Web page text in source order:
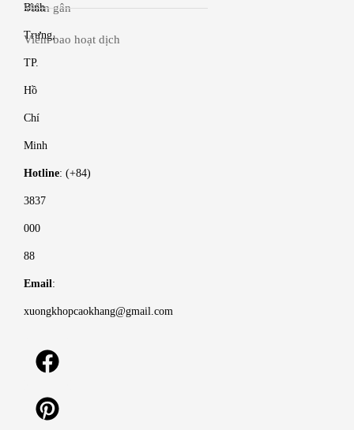
Bình
Trưng,
TP.
Hồ
Chí
Minh
Hotline: (+84)
3837
000
88
Email:
xuongkhopcaokhang@gmail.com
Viêm gân
Viêm bao hoạt dịch